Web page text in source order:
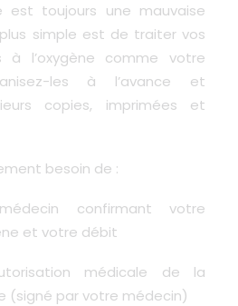
est toujours une mauvaise
simple est de traiter vos
à l’oxygène comme votre
les à l’avance et
copies, imprimées et
besoin de :
confirmant votre
et votre débit
médicale de la
(signé par votre médecin)